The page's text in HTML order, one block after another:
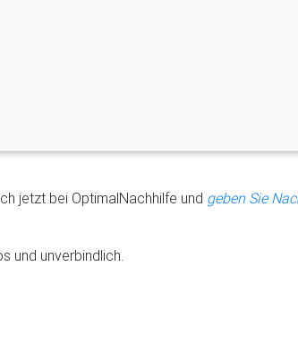
jetzt bei OptimalNachhilfe und geben Sie
und unverbindlich.